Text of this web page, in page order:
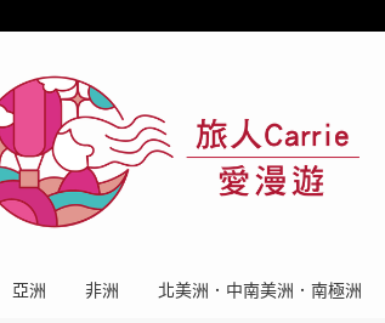
亞洲 非洲 北美洲．中南美洲．南極洲